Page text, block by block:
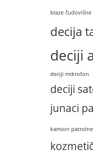
blaze čudovišne
decija
deciji
deciji mikrofon
deciji
junaci
kamion